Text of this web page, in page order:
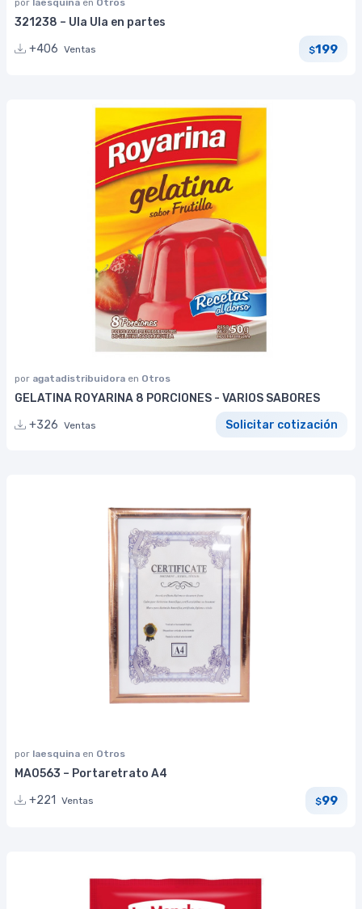
por laesquina en Otros
321238 – Ula Ula en partes
+406 Ventas $199
por agatadistribuidora en Otros
GELATINA ROYARINA 8 PORCIONES - VARIOS SABORES
+326 Ventas Solicitar cotización
por laesquina en Otros
MA0563 – Portaretrato A4
+221 Ventas $99